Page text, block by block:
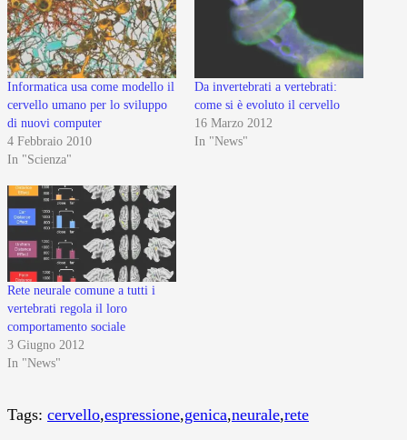
Informatica usa come modello il
cervello umano per lo sviluppo
di nuovi computer
4 Febbraio 2010
In "Scienza"
Da invertebrati a vertebrati:
come si è evoluto il cervello
16 Marzo 2012
In "News"
Rete neurale comune a tutti i
vertebrati regola il loro
comportamento sociale
3 Giugno 2012
In "News"
Tags: cervello,espressione,genica,neurale,rete